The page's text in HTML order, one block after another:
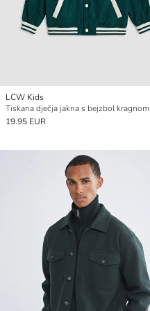
LCW Kids
Tiskana dječja jakna s bejzbol kragnom
19.95 EUR